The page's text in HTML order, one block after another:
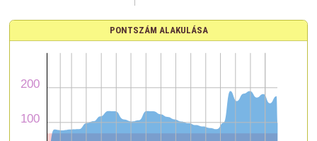
PONTSZÁM ALAKULÁSA